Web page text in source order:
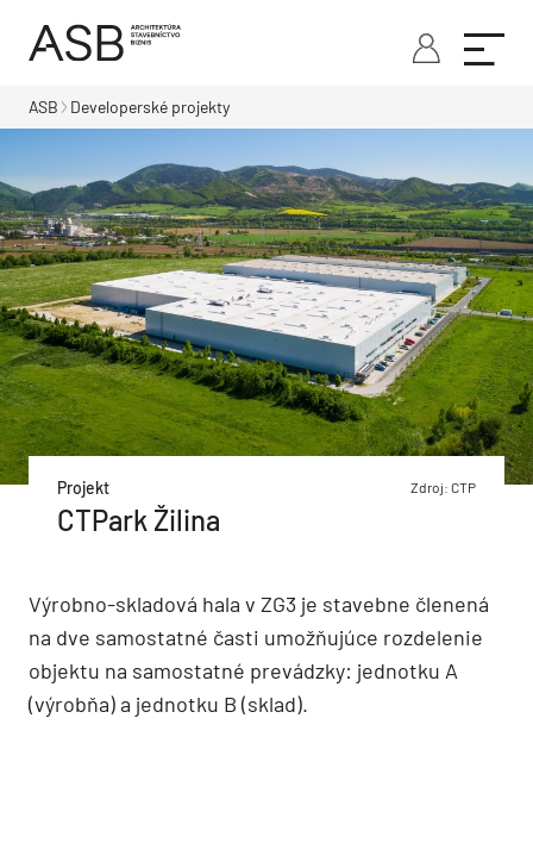
ASB Developerské projekty
Projekt Zdroj: CTP
CTPark Žilina
Výrobno-skladová hala v ZG3 je stavebne členená
na dve samostatné časti umožňujúce rozdelenie
objektu na samostatné prevádzky: jednotku A
(výrobňa) a jednotku B (sklad).